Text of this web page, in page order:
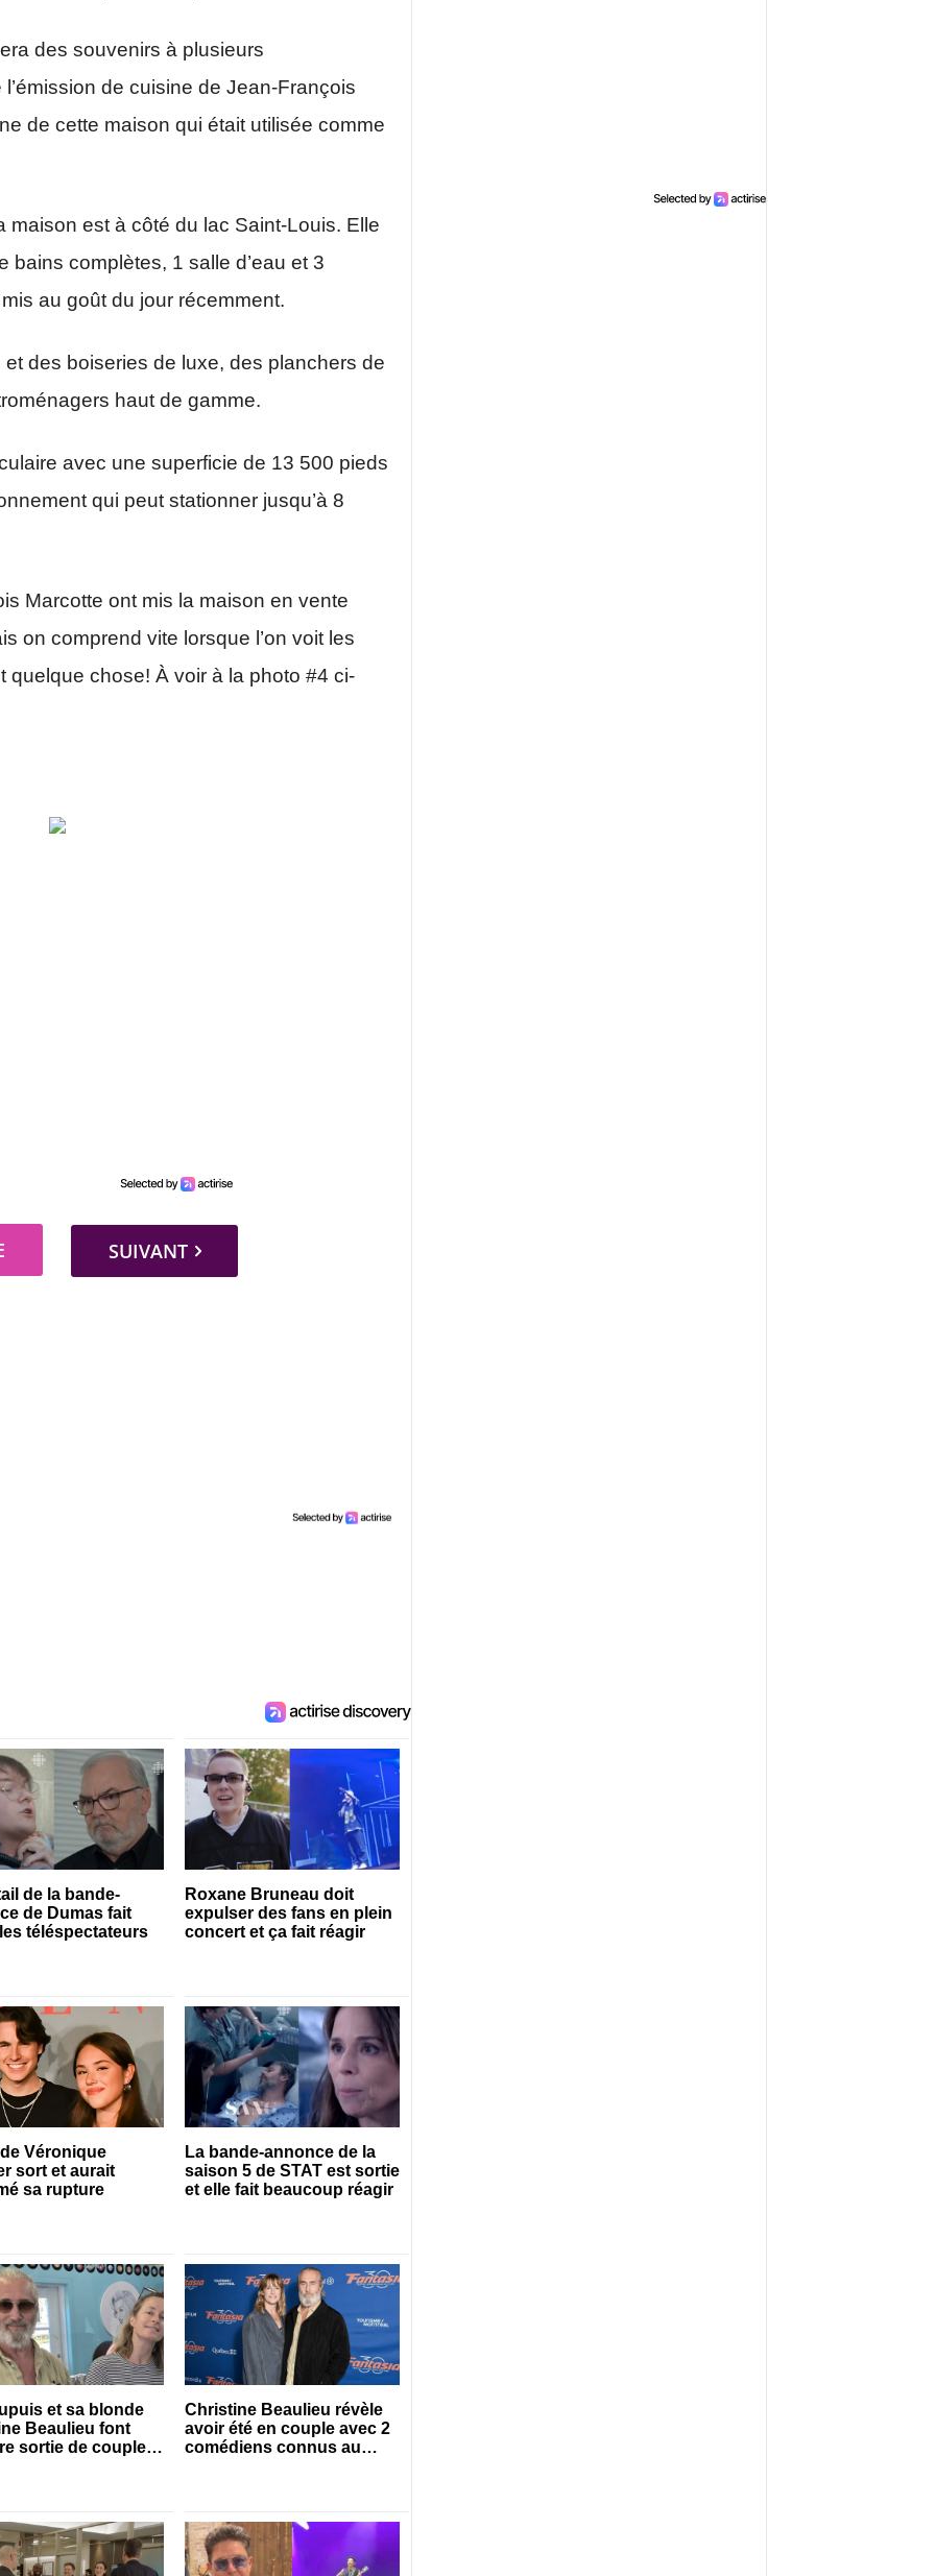
des souvenirs à plusieurs
de cuisine de Jean-François
de cette maison qui était utilisée comme
maison est à côté du lac Saint-Louis. Elle
bains complètes, 1 salle d’eau et 3
au goût du jour récemment.
des boiseries de luxe, des planchers de
haut de gamme.
avec une superficie de 13 500 pieds
qui peut stationner jusqu’à 8
Marcotte ont mis la maison en vente
on comprend vite lorsque l’on voit les
quelque chose! À voir à la photo #4 ci-
SUIVANT
de la bande-
de Dumas fait
téléspectateurs
Roxane Bruneau doit
expulser des fans en plein
concert et ça fait réagir
Véronique
sort et aurait
sa rupture
La bande-annonce de la
saison 5 de STAT est sortie
et elle fait beaucoup réagir
et sa blonde
Beaulieu font
sortie de couple
Christine Beaulieu révèle
avoir été en couple avec 2
comédiens connus au